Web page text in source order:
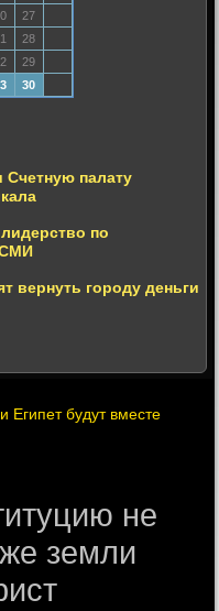
27
28
29
30
Счетную палату
по
СМИ
вернуть городу деньги
Египет будут вместе
не
земли